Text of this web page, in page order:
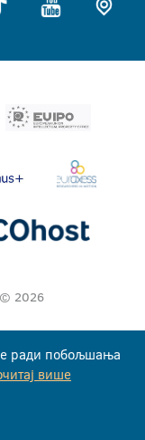
© 2026
ради побољшања
више